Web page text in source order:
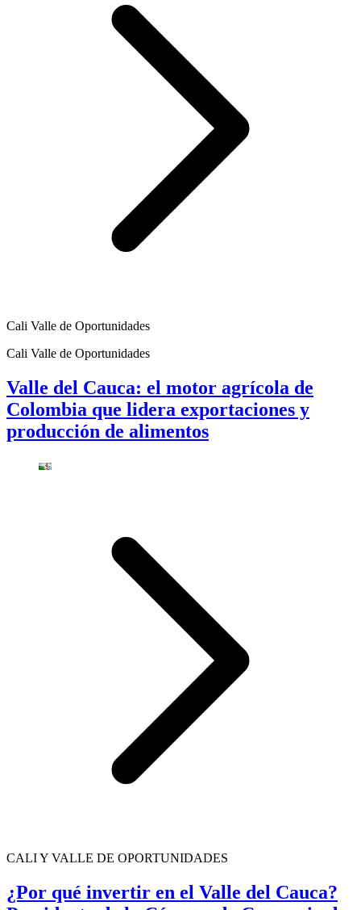
Cali Valle de Oportunidades
Cali Valle de Oportunidades
Valle del Cauca: el motor agrícola de
Colombia que lidera exportaciones y
producción de alimentos
CALI Y VALLE DE OPORTUNIDADES
¿Por qué invertir en el Valle del Cauca?